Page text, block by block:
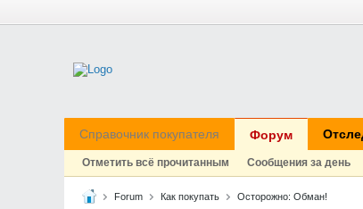
Справочник покупателя Форум
Отметить всё прочитанным Сообщения за день
Forum Как покупать Осторожно: Обман!